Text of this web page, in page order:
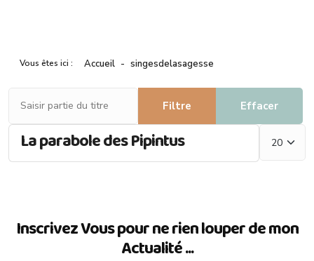
Vous êtes ici : Accueil singesdelasagesse
Filtre Effacer
La parabole des Pipintus
Inscrivez Vous pour ne rien louper de mon
Actualité ...